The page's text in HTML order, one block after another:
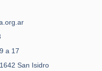
a 17
San Isidro